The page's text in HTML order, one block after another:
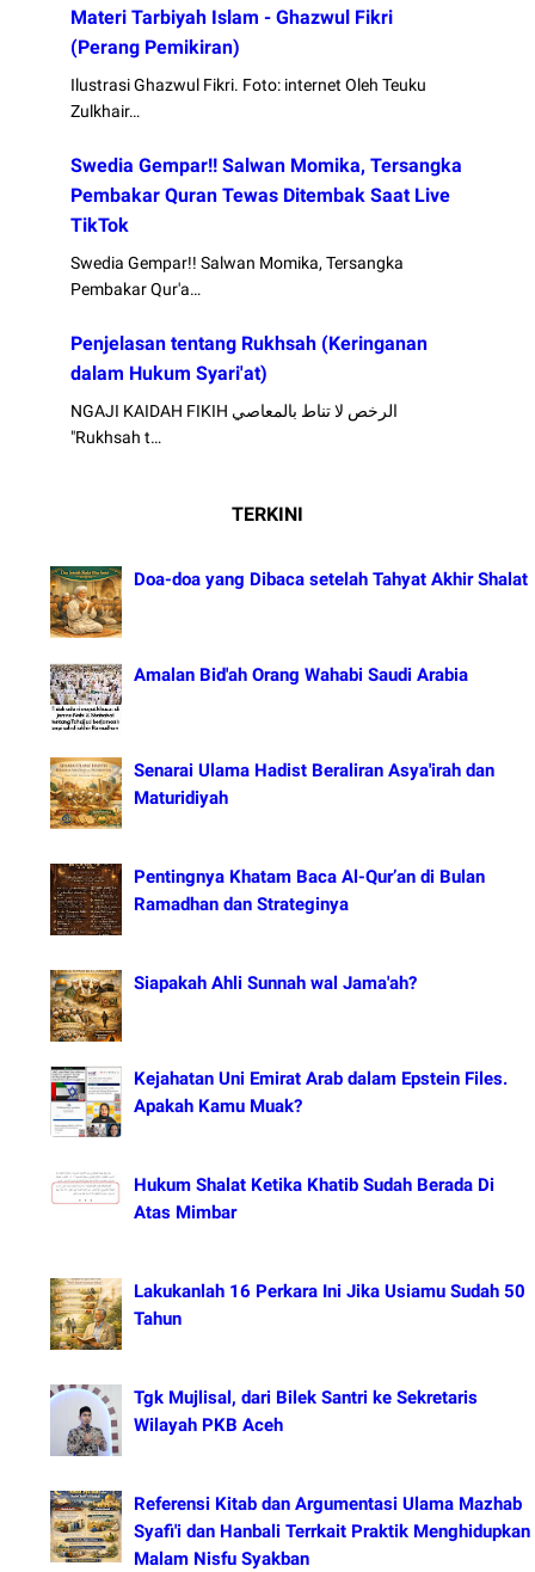
Materi Tarbiyah Islam - Ghazwul Fikri
(Perang Pemikiran)
Ilustrasi Ghazwul Fikri. Foto: internet Oleh Teuku
Zulkhair…
Swedia Gempar!! Salwan Momika, Tersangka
Pembakar Quran Tewas Ditembak Saat Live
TikTok
Swedia Gempar!! Salwan Momika, Tersangka
Pembakar Qur'a…
Penjelasan tentang Rukhsah (Keringanan
dalam Hukum Syari'at)
NGAJI KAIDAH FIKIH الرخص لا تناط بالمعاصي
"Rukhsah t…
TERKINI
Doa-doa yang Dibaca setelah Tahyat Akhir Shalat
Amalan Bid'ah Orang Wahabi Saudi Arabia
Senarai Ulama Hadist Beraliran Asya'irah dan
Maturidiyah
Pentingnya Khatam Baca Al-Qur’an di Bulan
Ramadhan dan Strateginya
Siapakah Ahli Sunnah wal Jama'ah?
Kejahatan Uni Emirat Arab dalam Epstein Files.
Apakah Kamu Muak?
Hukum Shalat Ketika Khatib Sudah Berada Di
Atas Mimbar
Lakukanlah 16 Perkara Ini Jika Usiamu Sudah 50
Tahun
Tgk Mujlisal, dari Bilek Santri ke Sekretaris
Wilayah PKB Aceh
Referensi Kitab dan Argumentasi Ulama Mazhab
Syafi'i dan Hanbali Terrkait Praktik Menghidupkan
Malam Nisfu Syakban